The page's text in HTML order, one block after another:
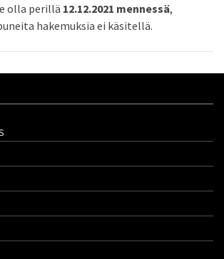
olla perillä 12.12.2021 mennessä,
hakemuksia ei käsitellä.